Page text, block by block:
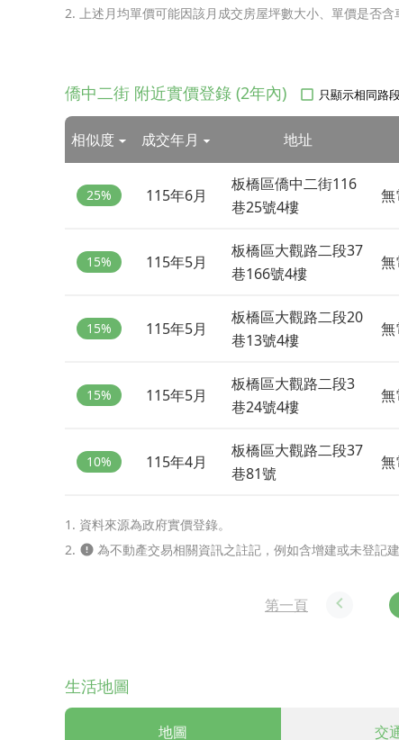
2. 上述月均單價可能因該月成交房屋坪數大小、單價是否
僑中二街 附近實價登錄 (2年內) 只顯示相同路
相似度 成交年月 地址
25% 115年6月
板橋區僑中二街116
巷25號4樓
無
15% 115年5月
板橋區大觀路二段37
巷166號4樓
無
15% 115年5月
板橋區大觀路二段20
巷13號4樓
無
15% 115年5月
板橋區大觀路二段3
巷24號4樓
無
10% 115年4月
板橋區大觀路二段37
巷81號
無
1. 資料來源為政府實價登錄。
2.
為不動產交易相關資訊之註記，例如含增建或未登記
第一頁
生活地圖
地圖 交